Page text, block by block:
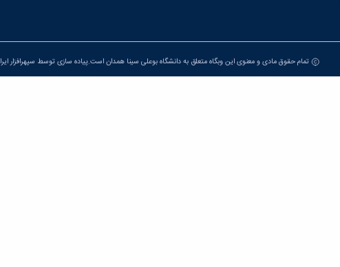
تمام حقوق مادی و معنوی این وبگاه متعلق به دانشگاه بوعلی سینا همدان است.پیاده سازی توسط سپهرافزار